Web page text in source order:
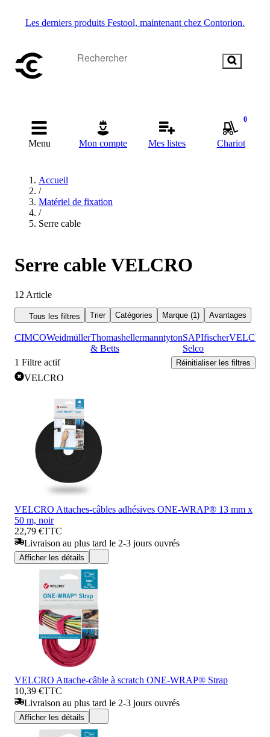
Les derniers produits Festool, maintenant chez Contorion.
Menu Mon compte Mes listes
0
Chariot
Accueil
/
Matériel de fixation
/
Serre cable
Serre cable VELCRO
12 Article
Tous les filtres Trier Catégories Marque (1) Avantages
CIMCOWeidmüllerThomas
& Betts
hellermanntytonSAPI
Selco
fischerVELCRO
1 Filtre actif Réinitialiser les filtres
VELCRO
VELCRO Attaches-câbles adhésives ONE-WRAP® 13 mm x
50 m, noir
22,79 €TTC
Livraison au plus tard le 2-3 jours ouvrés
Afficher les détails
VELCRO Attache-câble à scratch ONE-WRAP® Strap
10,39 €TTC
Livraison au plus tard le 2-3 jours ouvrés
Afficher les détails